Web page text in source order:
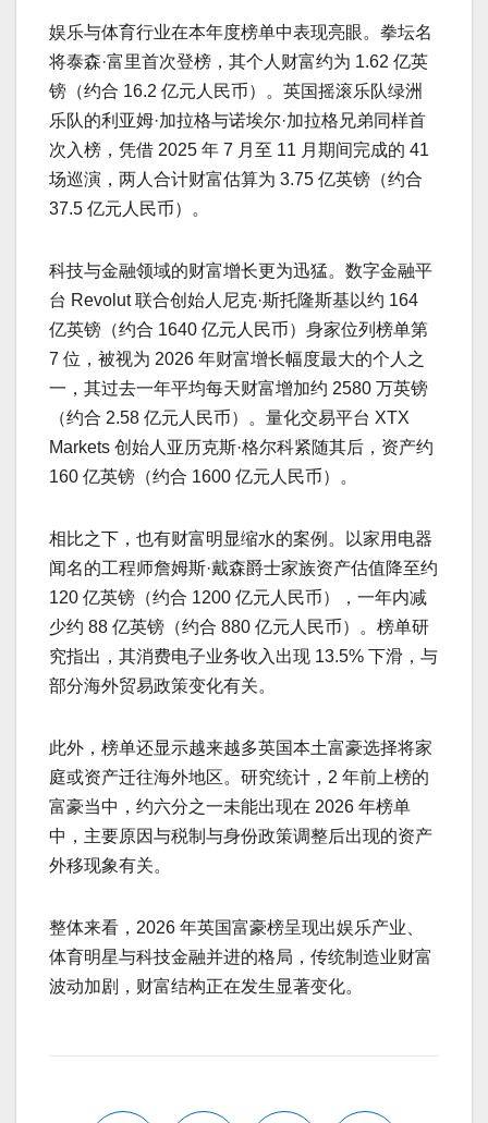
娱乐与体育行业在本年度榜单中表现亮眼。拳坛名
将泰森·富里首次登榜，其个人财富约为 1.62 亿英
镑（约合 16.2 亿元人民币）。英国摇滚乐队绿洲
乐队的利亚姆·加拉格与诺埃尔·加拉格兄弟同样首
次入榜，凭借 2025 年 7 月至 11 月期间完成的 41
场巡演，两人合计财富估算为 3.75 亿英镑（约合
37.5 亿元人民币）。
科技与金融领域的财富增长更为迅猛。数字金融平
台 Revolut 联合创始人尼克·斯托隆斯基以约 164
亿英镑（约合 1640 亿元人民币）身家位列榜单第
7 位，被视为 2026 年财富增长幅度最大的个人之
一，其过去一年平均每天财富增加约 2580 万英镑
（约合 2.58 亿元人民币）。量化交易平台 XTX
Markets 创始人亚历克斯·格尔科紧随其后，资产约
160 亿英镑（约合 1600 亿元人民币）。
相比之下，也有财富明显缩水的案例。以家用电器
闻名的工程师詹姆斯·戴森爵士家族资产估值降至约
120 亿英镑（约合 1200 亿元人民币），一年内减
少约 88 亿英镑（约合 880 亿元人民币）。榜单研
究指出，其消费电子业务收入出现 13.5% 下滑，与
部分海外贸易政策变化有关。
此外，榜单还显示越来越多英国本土富豪选择将家
庭或资产迁往海外地区。研究统计，2 年前上榜的
富豪当中，约六分之一未能出现在 2026 年榜单
中，主要原因与税制与身份政策调整后出现的资产
外移现象有关。
整体来看，2026 年英国富豪榜呈现出娱乐产业、
体育明星与科技金融并进的格局，传统制造业财富
波动加剧，财富结构正在发生显著变化。